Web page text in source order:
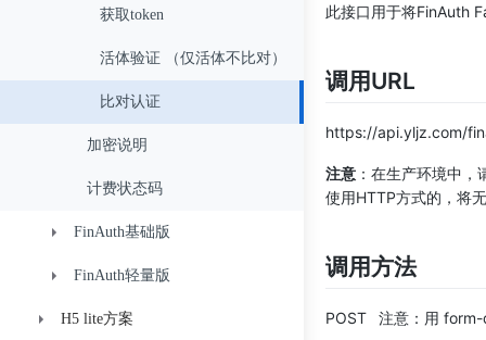
获取token
活体验证 （仅活体不比对）
比对认证
加密说明
计费状态码
FinAuth基础版
接入指引
API接口
FinAuth轻量版
接入指引
H5 lite方案
此接口用于将FinAuth
调用URL
https://api.yljz.com/
注意 ：在生产环境中，
使用HTTP方式的，将
调用方法
POST 注意：用 form-